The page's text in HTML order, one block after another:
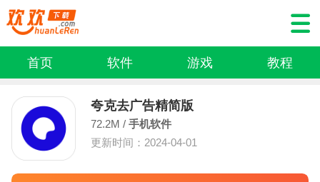
首页 软件 游戏 教程
夸克去广告精简版
72.2M / 手机软件
更新时间：2024-04-01